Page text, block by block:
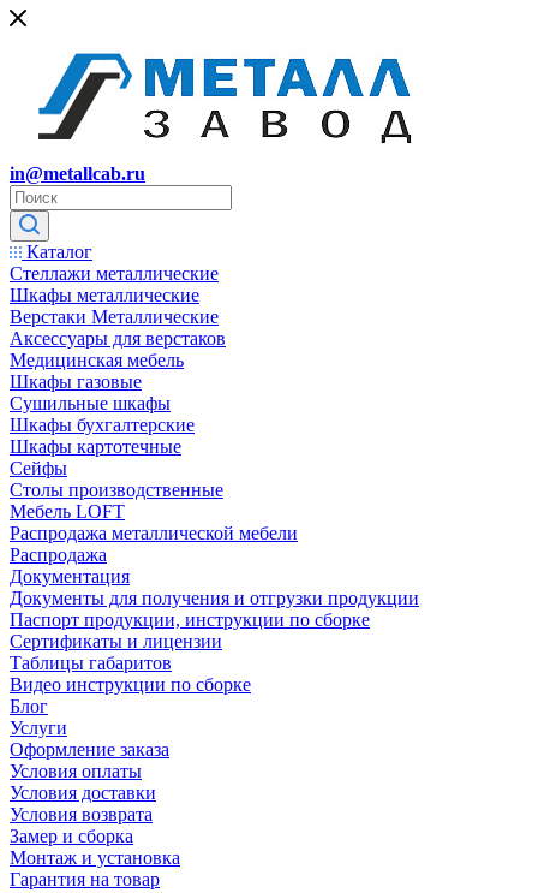
in@metallcab.ru
Каталог
Стеллажи металлические
Шкафы металлические
Верстаки Металлические
Аксессуары для верстаков
Медицинская мебель
Шкафы газовые
Сушильные шкафы
Шкафы бухгалтерские
Шкафы картотечные
Сейфы
Столы производственные
Мебель LOFT
Распродажа металлической мебели
Распродажа
Документация
Документы для получения и отгрузки продукции
Паспорт продукции, инструкции по сборке
Сертификаты и лицензии
Таблицы габаритов
Видео инструкции по сборке
Блог
Услуги
Оформление заказа
Условия оплаты
Условия доставки
Условия возврата
Замер и сборка
Монтаж и установка
Гарантия на товар